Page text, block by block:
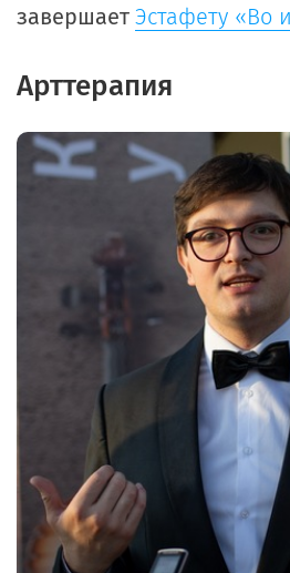
завершает Эстафету «Во
Арттерапия